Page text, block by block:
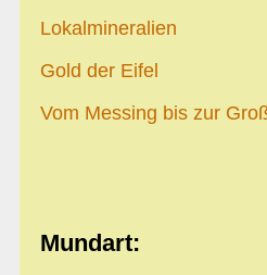
Lokalmineralien
Gold der Eifel
Vom Messing bis zur
Mundart: